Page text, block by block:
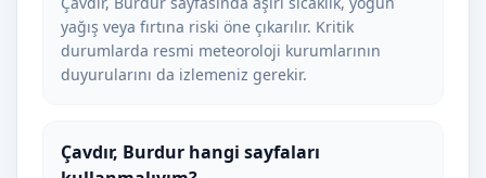
yağış veya fırtına riski öne çıkarılır. Kritik
durumlarda resmi meteoroloji kurumlarının
duyurularını da izlemeniz gerekir.
Çavdır, Burdur hangi sayfaları